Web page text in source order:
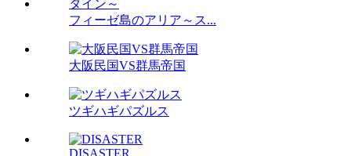
フィーゼ島のアリア～ス...
大阪民国VS群馬帝国
ツギハギパズルス